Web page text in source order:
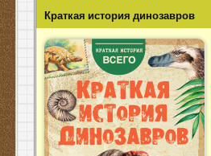
Краткая история динозавров